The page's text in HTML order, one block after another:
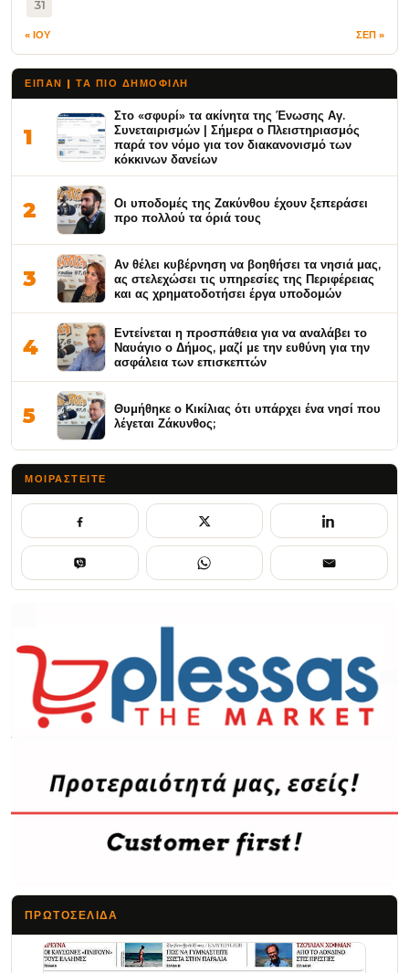
31
« ΙΟΥ ΣΕΠ »
ΕΙΠΑΝ | ΤΑ ΠΙΟ ΔΗΜΟΦΙΛΉ
1
Στο «σφυρί» τα ακίνητα της Ένωσης Αγ.
Συνεταιρισμών | Σήμερα ο Πλειστηριασμός
παρά τον νόμο για τον διακανονισμό των
κόκκινων δανείων
2
Οι υποδομές της Ζακύνθου έχουν ξεπεράσει
προ πολλού τα όριά τους
3
Αν θέλει κυβέρνηση να βοηθήσει τα νησιά μας,
ας στελεχώσει τις υπηρεσίες της Περιφέρειας
και ας χρηματοδοτήσει έργα υποδομών
4
Εντείνεται η προσπάθεια για να αναλάβει το
Ναυάγιο ο Δήμος, μαζί με την ευθύνη για την
ασφάλεια των επισκεπτών
5
Θυμήθηκε ο Κικίλιας ότι υπάρχει ένα νησί που
λέγεται Ζάκυνθος;
ΜΟΙΡΑΣΤΕΊΤΕ
ΠΡΩΤΟΣΈΛΙΔΑ